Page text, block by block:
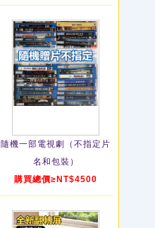
隨機一部電視劇（不指定片
名和包裝）
購買總價≥NT$4500